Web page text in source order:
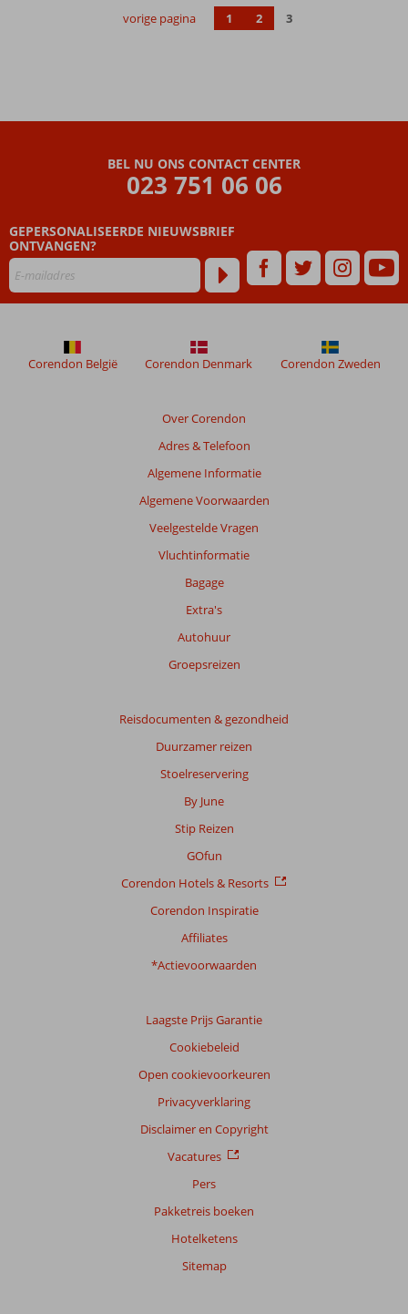
vorige pagina 1 2 3
BEL NU ONS CONTACT CENTER
023 751 06 06
GEPERSONALISEERDE NIEUWSBRIEF
ONTVANGEN?
Over Corendon
Adres & Telefoon
Algemene Informatie
Algemene Voorwaarden
Veelgestelde Vragen
Vluchtinformatie
Bagage
Extra's
Autohuur
Groepsreizen
Reisdocumenten & gezondheid
Duurzamer reizen
Stoelreservering
By June
Stip Reizen
GOfun
Corendon Hotels & Resorts
Corendon Inspiratie
Affiliates
*Actievoorwaarden
Laagste Prijs Garantie
Cookiebeleid
Open cookievoorkeuren
Privacyverklaring
Disclaimer en Copyright
Vacatures
Pers
Pakketreis boeken
Hotelketens
Sitemap
Corendon België Corendon Denmark Corendon Zweden